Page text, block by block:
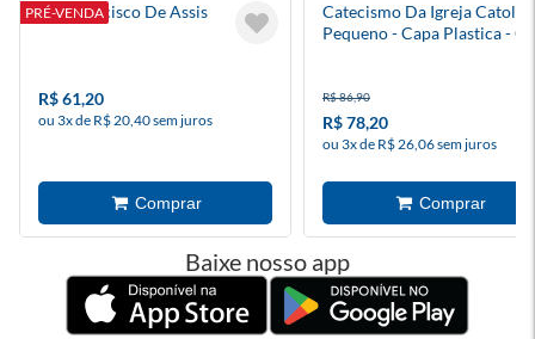
PRÉ-VENDA
São Francisco De Assis
R$ 61,20
ou 3x de R$ 20,40 sem juros
Catecismo Da Igreja
Pequeno - Capa Plastica -
R$ 86,90
R$ 78,20
ou 3x de R$ 26,06 sem juros
Baixe nosso app